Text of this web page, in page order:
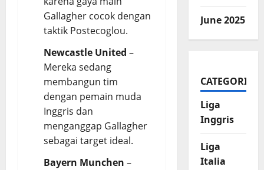
Gallagher cocok dengan
taktik Postecoglou.
Newcastle United –
Mereka sedang
membangun tim
dengan pemain muda
Inggris dan
menganggap Gallagher
sebagai target ideal.
Bayern Munchen –
June 2025
CATEGORIES
Liga
Inggris
Liga
Italia